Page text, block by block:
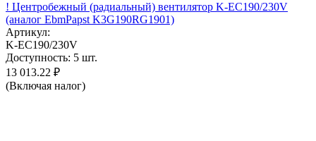
! Центробежный (радиальный) вентилятор K-EC190/230V
(аналог EbmPapst K3G190RG1901)
Артикул:
K-EC190/230V
Доступность: 5 шт.
13 013.22 ₽
(Включая налог)